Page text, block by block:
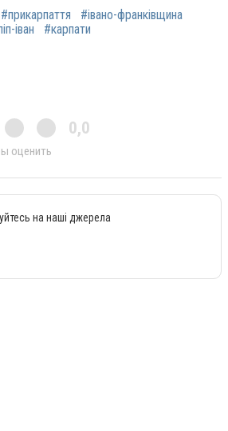
#прикарпаття
#івано-франківщина
іван #карпати
0,0
оценить
на наші джерела